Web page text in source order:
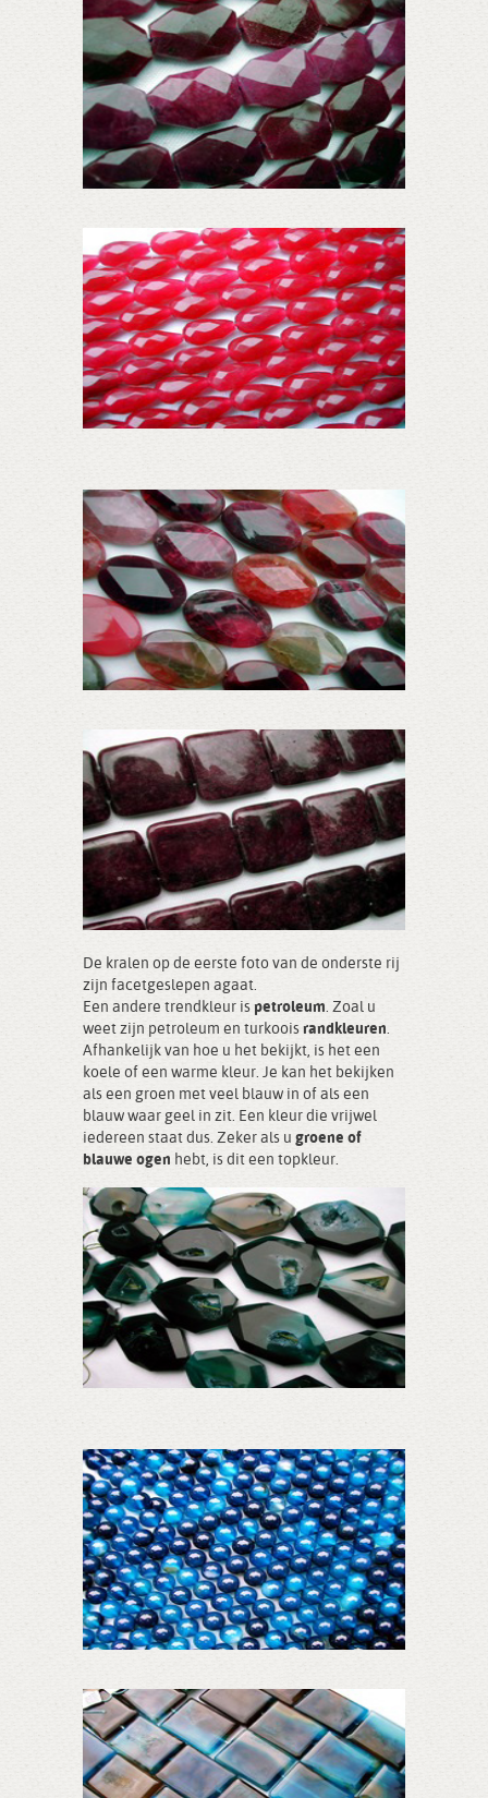
De kralen op de eerste foto van de onderste rij
zijn facetgeslepen agaat.
Een andere trendkleur is petroleum. Zoal u
weet zijn petroleum en turkoois randkleuren.
Afhankelijk van hoe u het bekijkt, is het een
koele of een warme kleur. Je kan het bekijken
als een groen met veel blauw in of als een
blauw waar geel in zit. Een kleur die vrijwel
iedereen staat dus. Zeker als u groene of
blauwe ogen hebt, is dit een topkleur.